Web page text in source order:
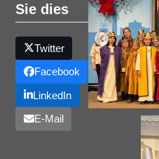
Sie dies
Twitter
Facebook
LinkedIn
E-Mail